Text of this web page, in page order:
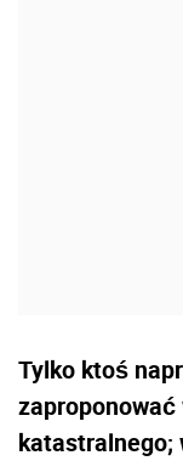
Tylko ktoś
katastralnego;